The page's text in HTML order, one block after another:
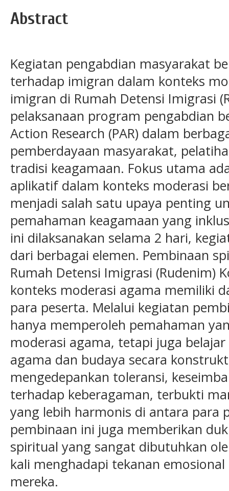
Abstract
Kegiatan pengabdian masyarakat
terhadap imigran dalam konteks
imigran di Rumah Detensi Imigrasi
pelaksanaan program pengabdian
Action Research (PAR) dalam
pemberdayaan masyarakat,
tradisi keagamaan. Fokus utama
aplikatif dalam konteks moderasi
menjadi salah satu upaya penting
pemahaman keagamaan yang
ini dilaksanakan selama 2 hari,
dari berbagai elemen. Pembinaan
Rumah Detensi Imigrasi (Rudenim)
konteks moderasi agama memiliki
para peserta. Melalui kegiatan
hanya memperoleh pemahaman
moderasi agama, tetapi juga
agama dan budaya secara
mengedepankan toleransi,
terhadap keberagaman, terbukti
yang lebih harmonis di antara para
pembinaan ini juga memberikan
spiritual yang sangat dibutuhkan
kali menghadapi tekanan
mereka.